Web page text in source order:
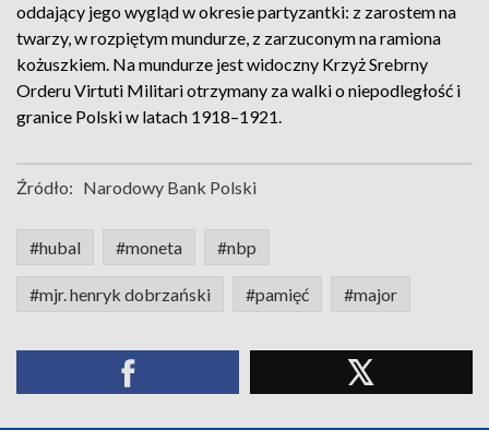
oddający jego wygląd w okresie partyzantki: z zarostem na
twarzy, w rozpiętym mundurze, z zarzuconym na ramiona
kożuszkiem. Na mundurze jest widoczny Krzyż Srebrny
Orderu Virtuti Militari otrzymany za walki o niepodległość i
granice Polski w latach 1918–1921.
Źródło: Narodowy Bank Polski
#hubal #moneta #nbp
#mjr. henryk dobrzański #pamięć #major